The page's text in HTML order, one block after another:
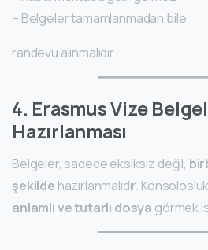
– Belgeler tamamlanmadan bile
randevu alınmalıdır.
4. Erasmus Vize
Hazırlanması
Belgeler, sadece eksiksiz değil,
şekilde hazırlanmalıdır.
anlamlı ve tutarlı dosya görmek